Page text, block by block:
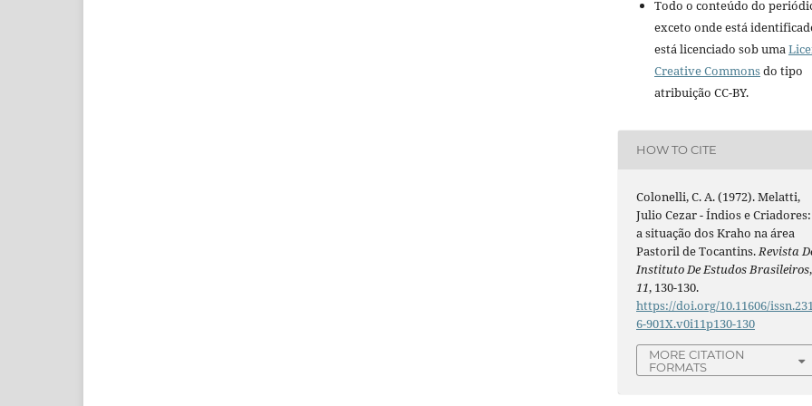
Todo o conteúdo do
exceto onde está
está licenciado sob uma
Creative Commonsdo tipo
atribuição CC-BY.
HOW TO CITE
Colonelli, C. A. (1972). Melatti,
Julio Cezar - Índios e Criadores:
a situação dos Kraho na área
Pastoril de Tocantins.Revista
Instituto De Estudos Brasileiros,
11, 130-130.
https://doi.org/10.11606/issn.231
6-901X.v0i11p130-130
MORE CITATION
FORMATS